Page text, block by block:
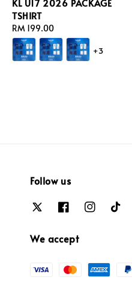
KL U17 2026 PACKAGE
TSHIRT
Regular
price
RM 199.00
+3
Follow us
We accept